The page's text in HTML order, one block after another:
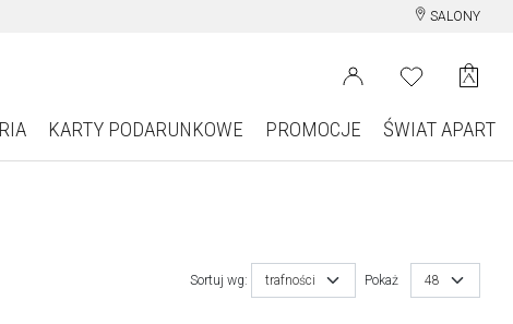
SALONY
KARTY PODARUNKOWE PROMOCJE ŚWIAT APART
Sortuj wg: trafności Pokaż 48